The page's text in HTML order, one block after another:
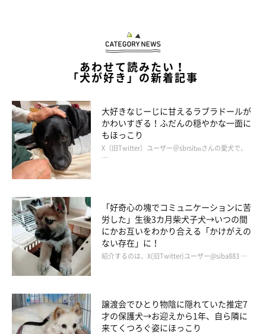
あわせて読みたい！
「犬が好き」の新着記事
大好きなじーじに甘えるラブラドールが
かわいすぎる！ふだんの穏やかな一面に
もほっこり
X（旧Twitter）ユーザー＠sbrsitmさんの愛犬で、
…
「好奇心の塊でコミュニケーションに苦
労した」生後3カ月柴犬子犬→いつの間
にかお互いをわかり合える「かけがえの
ない存在」に！
紹介するのは、X(旧Twitter)ユーザー@siba883 …
譲渡会でひとり物陰に隠れていた推定7
才の保護犬→お迎えから1年、自ら隣に
来てくつろぐ姿にほっこり